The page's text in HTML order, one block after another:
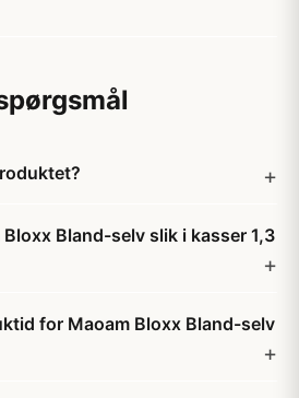
Bland-selv slik i kasser 1,3
for Maoam Bloxx Bland-selv